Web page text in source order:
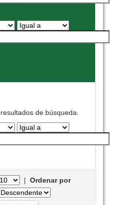
de búsqueda.
|Ordenar por